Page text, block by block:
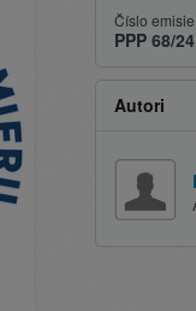
Číslo emisie
PPP 68/24
Autori